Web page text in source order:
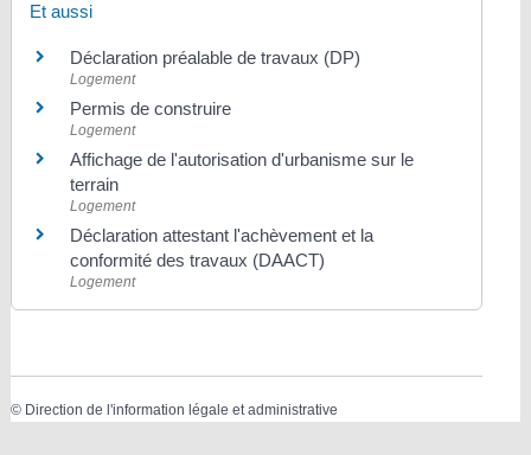
Et aussi
Déclaration préalable de travaux (DP)
Logement
Permis de construire
Logement
Affichage de l'autorisation d'urbanisme sur le
terrain
Logement
Déclaration attestant l'achèvement et la
conformité des travaux (DAACT)
Logement
© Direction de l'information légale et administrative